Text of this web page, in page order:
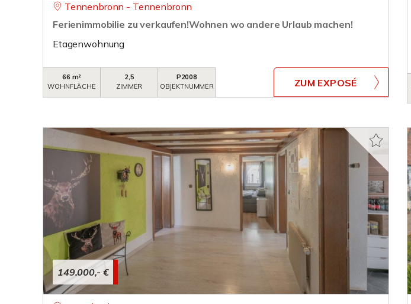
Tennenbronn - Tennenbronn
Ferienimmobilie zu verkaufen!Wohnen wo andere Urlaub machen!
Etagenwohnung
66 m²
WOHNFLÄCHE
2,5
ZIMMER
P2008
OBJEKTNUMMER
ZUM EXPOSÉ
149.000,- €